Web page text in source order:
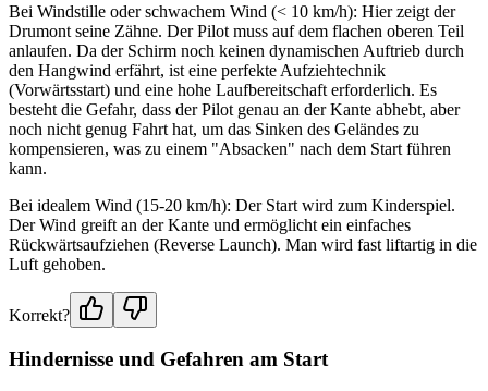
Bei Windstille oder schwachem Wind (< 10 km/h): Hier zeigt der
Drumont seine Zähne. Der Pilot muss auf dem flachen oberen Teil
anlaufen. Da der Schirm noch keinen dynamischen Auftrieb durch
den Hangwind erfährt, ist eine perfekte Aufziehtechnik
(Vorwärtsstart) und eine hohe Laufbereitschaft erforderlich. Es
besteht die Gefahr, dass der Pilot genau an der Kante abhebt, aber
noch nicht genug Fahrt hat, um das Sinken des Geländes zu
kompensieren, was zu einem "Absacken" nach dem Start führen
kann.
Bei idealem Wind (15-20 km/h): Der Start wird zum Kinderspiel.
Der Wind greift an der Kante und ermöglicht ein einfaches
Rückwärtsaufziehen (Reverse Launch). Man wird fast liftartig in die
Luft gehoben.
Korrekt?
Hindernisse und Gefahren am Start